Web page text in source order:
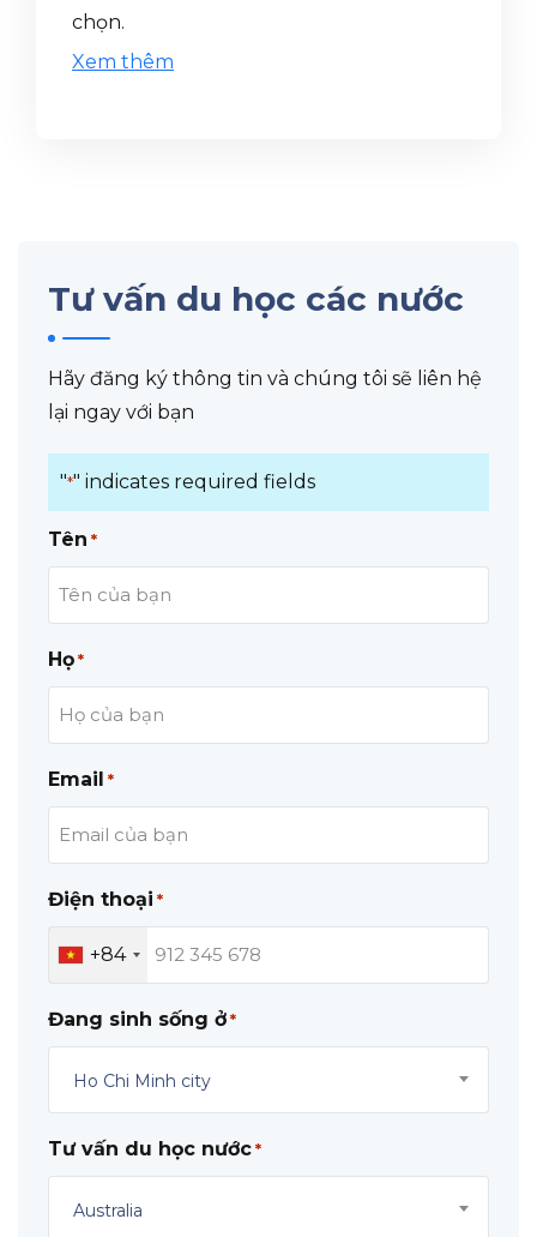
chọn.
Xem thêm
Tư vấn du học các nước
Hãy đăng ký thông tin và chúng tôi sẽ liên hệ
lại ngay với bạn
"*" indicates required fields
Tên *
Họ *
Email *
Điện thoại *
+84
Đang sinh sống ở *
Ho Chi Minh city
Tư vấn du học nước *
Australia